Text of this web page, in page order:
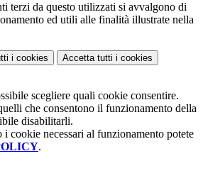
terzi da questo utilizzati si avvalgono di
ed utili alle finalità illustrate nella
i cookies Accetta tutti i cookies
scegliere quali cookie consentire.
che consentono il funzionamento della
disabilitarli.
i cookie necessari al funzionamento potete
.